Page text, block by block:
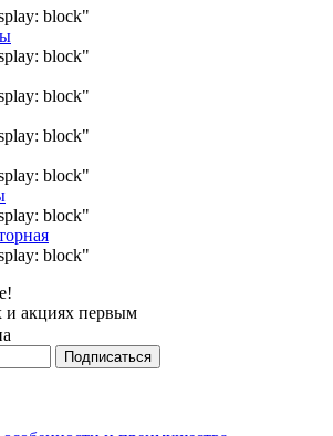
block"
block"
block"
block"
block"
block"
block"
и акциях первым